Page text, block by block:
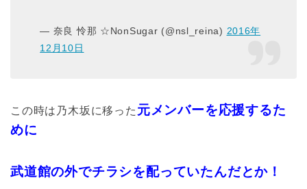
— 奈良 怜那 ☆NonSugar (@nsl_reina) 2016年
12月10日
この時は乃木坂に移った 元メンバーを応援するた
めに
武道館の外でチラシを配っていたんだとか！